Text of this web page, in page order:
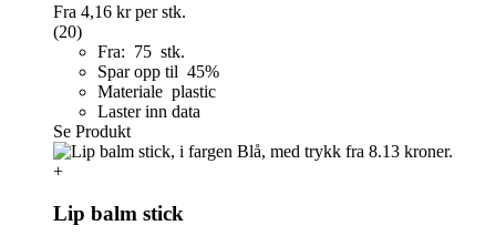
Fra 4,16 krper stk.
(20)
Fra: 75 stk.
Spar opp til 45%
Materiale plastic
Laster inn data
Se Produkt
+
Lip balm stick